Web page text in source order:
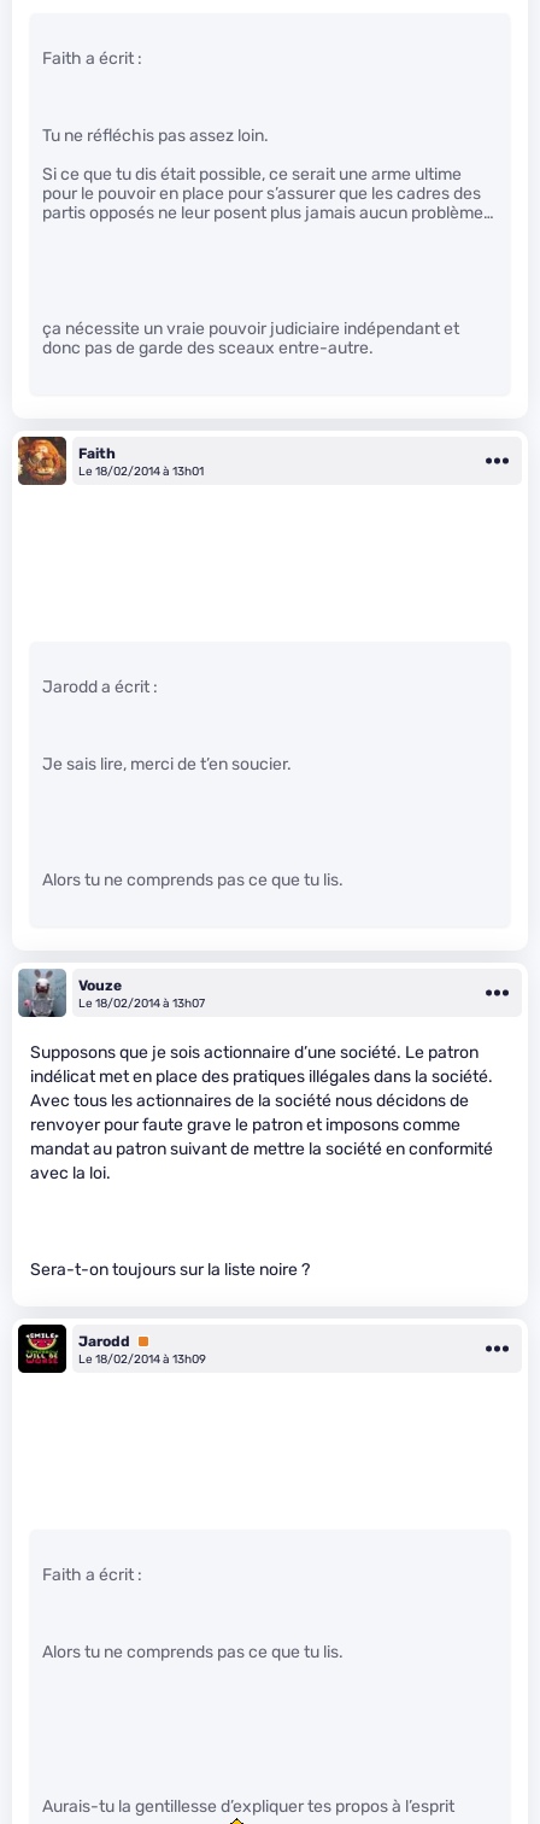
Faith a écrit :
Tu ne réfléchis pas assez loin.
Si ce que tu dis était possible, ce serait une arme ultime
pour le pouvoir en place pour s’assurer que les cadres des
partis opposés ne leur posent plus jamais aucun problème…
ça nécessite un vraie pouvoir judiciaire indépendant et
donc pas de garde des sceaux entre-autre.
Faith
Le 18/02/2014 à 13h01
Jarodd a écrit :
Je sais lire, merci de t’en soucier.
Alors tu ne comprends pas ce que tu lis.
Vouze
Le 18/02/2014 à 13h07
Supposons que je sois actionnaire d’une société. Le patron
indélicat met en place des pratiques illégales dans la société.
Avec tous les actionnaires de la société nous décidons de
renvoyer pour faute grave le patron et imposons comme
mandat au patron suivant de mettre la société en conformité
avec la loi.
Sera-t-on toujours sur la liste noire ?
Jarodd
Premium
Le 18/02/2014 à 13h09
Faith a écrit :
Alors tu ne comprends pas ce que tu lis.
Aurais-tu la gentillesse d’expliquer tes propos à l’esprit